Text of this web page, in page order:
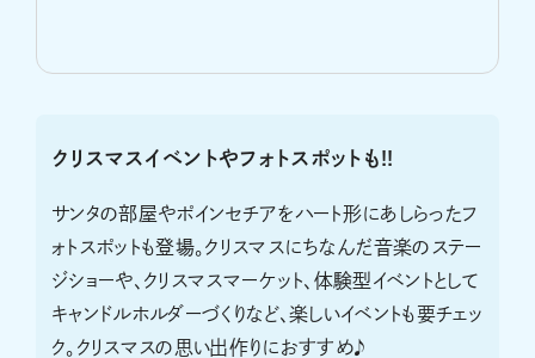
クリスマスイベントやフォトスポットも!!
サンタの部屋やポインセチアをハート形にあしらったフ
ォトスポットも登場。クリスマスにちなんだ音楽のステー
ジショーや、クリスマスマーケット、体験型イベントとして
キャンドルホルダーづくりなど、楽しいイベントも要チェッ
ク。クリスマスの思い出作りにおすすめ♪